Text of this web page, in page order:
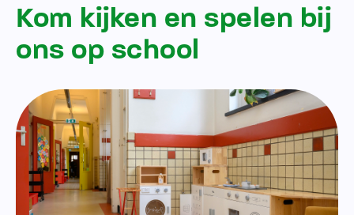
Kom kijken en spelen bij
ons op school